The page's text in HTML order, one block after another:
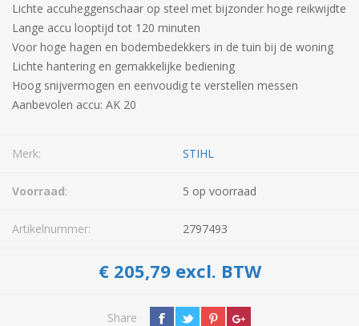
Lichte accuheggenschaar op steel met bijzonder hoge reikwijdte
Lange accu looptijd tot 120 minuten
Voor hoge hagen en bodembedekkers in de tuin bij de woning
Lichte hantering en gemakkelijke bediening
Hoog snijvermogen en eenvoudig te verstellen messen
Aanbevolen accu: AK 20
Merk: STIHL
Voorraad: 5 op voorraad
Artikelnummer: 2797493
€ 205,79 excl. BTW
Share